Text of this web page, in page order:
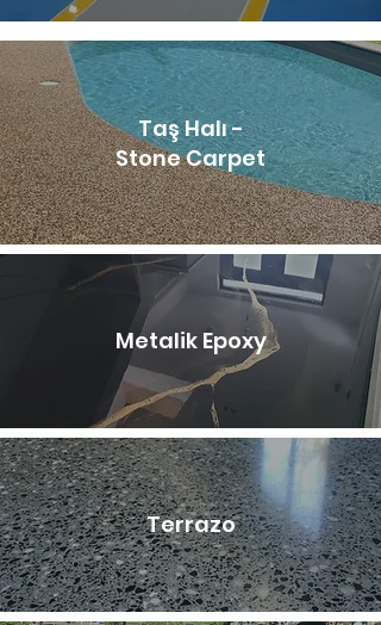
Taş Halı -
Stone Carpet
Metalik Epoxy
Terrazo